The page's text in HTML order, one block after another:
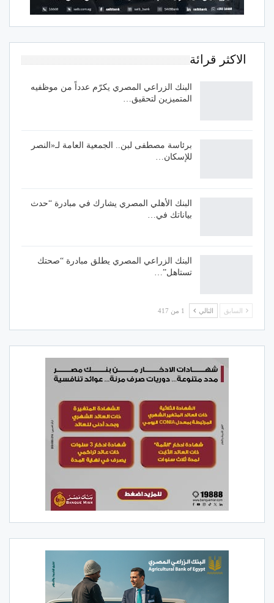
الاكثر قرائة
البنك الزراعي المصري يكرّم عدداً من موظفيه
المتميزين لتحقيق…
برئاسة مصطفى لبن.. الجمعية العامة لـ«النصر
للإسكان…
البنك الأهلي المصري يشارك في مبادرة “حدث
بياناتك في…
البنك الزراعي المصري يطلق مبادرة “صحتك
تستاهل”…
السابق التالي 1 من 417